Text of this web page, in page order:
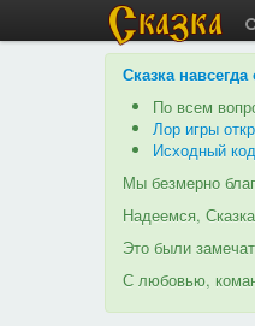
Сказка
По всем
Лор игры
Исходный
Мы безмерно
Надеемся,
Это были
С любовью,